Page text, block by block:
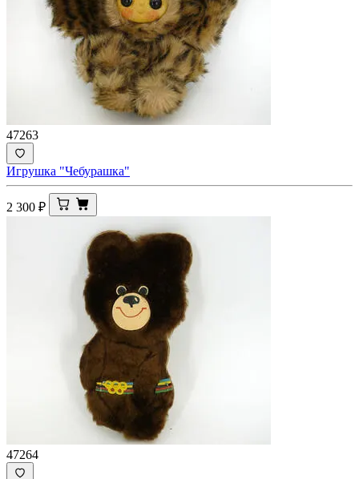
47263
Игрушка "Чебурашка"
2 300 ₽
47264